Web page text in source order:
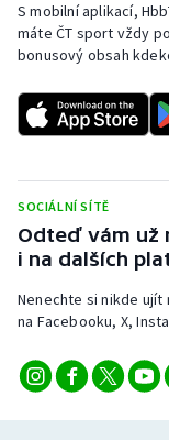
Sportovní
Triatlon
Veslování
Vodní slalom
S mobilní aplikací,
máte ČT sport vždy
bonusový obsah
SOCIÁLNÍ SÍTĚ
Odteď vám už
i na dalších
Nenechte si nikde
na Facebooku, X,